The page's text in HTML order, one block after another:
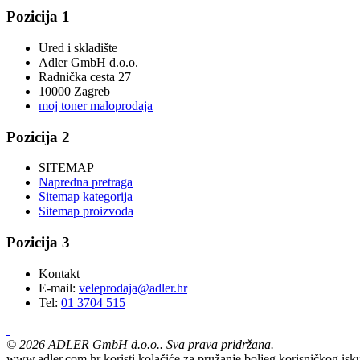
Pozicija 1
Ured i skladište
Adler GmbH d.o.o.
Radnička cesta 27
10000 Zagreb
moj toner maloprodaja
Pozicija 2
SITEMAP
Napredna pretraga
Sitemap kategorija
Sitemap proizvoda
Pozicija 3
Kontakt
E-mail: veleprodaja@adler.hr
Tel: 01 3704 515
© 2026 ADLER GmbH d.o.o.. Sva prava pridržana.